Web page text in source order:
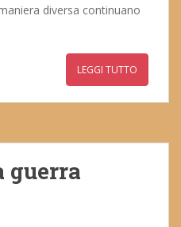
diversa continuano
LEGGI TUTTO
guerra